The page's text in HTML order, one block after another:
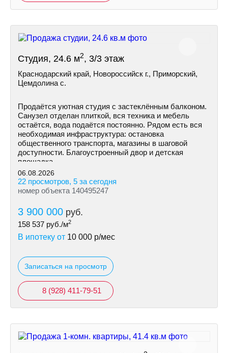
Студия, 24.6 м2, 3/3 этаж
Краснодарский край, Новороссийск г., Приморский,
Цемдолина с.
Продаётся уютная студия с застеклённым балконом.
Санузел отделан плиткой, вся техника и мебель
остаётся, вода подаётся постоянно. Рядом есть вся
необходимая инфраструктура: остановка
общественного транспорта, магазины в шаговой
доступности. Благоустроенный двор и детская
площадка.
06.08.2026
22 просмотров, 5 за сегодня
номер объекта 140495247
3 900 000 руб.
158 537 руб./м2
В ипотеку от 10 000 р/мес
Записаться на просмотр
8 (928) 411-79-51